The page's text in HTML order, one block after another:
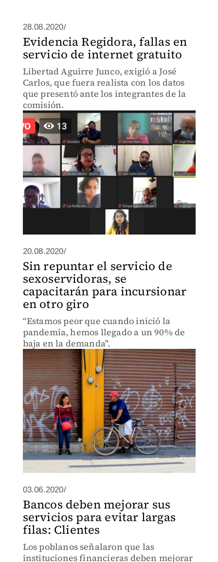
28.08.2020/
Evidencia Regidora, fallas en
servicio de internet gratuito
Libertad Aguirre Junco, exigió a José
Carlos, que fuera realista con los datos
que presentó ante los integrantes de la
comisión.
20.08.2020/
Sin repuntar el servicio de
sexoservidoras, se
capacitarán para incursionar
en otro giro
“Estamos peor que cuando inició la
pandemia, hemos llegado a un 90% de
baja en la demanda".
03.06.2020/
Bancos deben mejorar sus
servicios para evitar largas
filas: Clientes
Los poblanos señalaron que las
instituciones financieras deben mejorar